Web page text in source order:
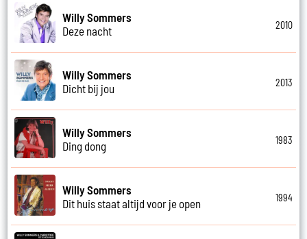
Willy Sommers
Deze nacht
2010
Willy Sommers
Dicht bij jou
2013
Willy Sommers
Ding dong
1983
Willy Sommers
Dit huis staat altijd voor je open
1994